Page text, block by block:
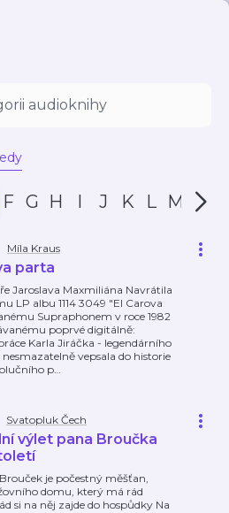
F G H I J K L M N
Míla Kraus
parta
Jaroslava Maxmiliána Navrátila
LP albu 1114 3049 "El Carova
Supraphonem v roce 1982
poprvé digitálně:
Karla Jiráčka - legendárního
nesmazatelně vepsala do historie
p…
Svatopluk Čech
výlet pana Broučka
je počestný měšťan,
domu, který má rád
si na něj zajde do hospůdky Na